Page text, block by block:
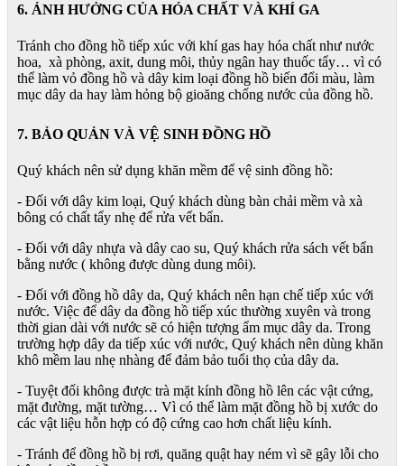
6. ẢNH HƯỞNG CỦA HÓA CHẤT VÀ KHÍ GA
Tránh cho đồng hồ tiếp xúc với khí gas hay hóa chất như nước
hoa, xà phòng, axit, dung môi, thủy ngân hay thuốc tẩy… vì có
thể làm vỏ đồng hồ và dây kim loại đồng hồ biến đổi màu, làm
mục dây da hay làm hỏng bộ gioăng chống nước của đồng hồ.
7. BẢO QUẢN VÀ VỆ SINH ĐỒNG HỒ
Quý khách nên sử dụng khăn mềm để vệ sinh đồng hồ:
- Đối với dây kim loại, Quý khách dùng bàn chải mềm và xà
bông có chất tẩy nhẹ để rửa vết bẩn.
- Đối với dây nhựa và dây cao su, Quý khách rửa sách vết bẩn
bằng nước ( không được dùng dung môi).
- Đối với đồng hồ dây da, Quý khách nên hạn chế tiếp xúc với
nước. Việc để dây da đồng hồ tiếp xúc thường xuyên và trong
thời gian dài với nước sẽ có hiện tượng ẩm mục dây da. Trong
trường hợp dây da tiếp xúc với nước, Quý khách nên dùng khăn
khô mềm lau nhẹ nhàng để đảm bảo tuổi thọ của dây da.
- Tuyệt đối không được trà mặt kính đồng hồ lên các vật cứng,
mặt đường, mặt tường… Vì có thể làm mặt đồng hồ bị xước do
các vật liệu hỗn hợp có độ cứng cao hơn chất liệu kính.
- Tránh để đồng hồ bị rơi, quăng quật hay ném vì sẽ gây lỗi cho